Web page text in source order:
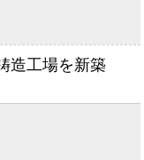
造工場を新築